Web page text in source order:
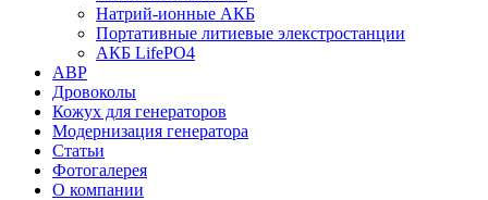
Натрий-ионные АКБ
Портативные литиевые элекстростанции
АКБ LifePO4
АВР
Дровоколы
Кожух для генераторов
Модернизация генератора
Статьи
Фотогалерея
О компании